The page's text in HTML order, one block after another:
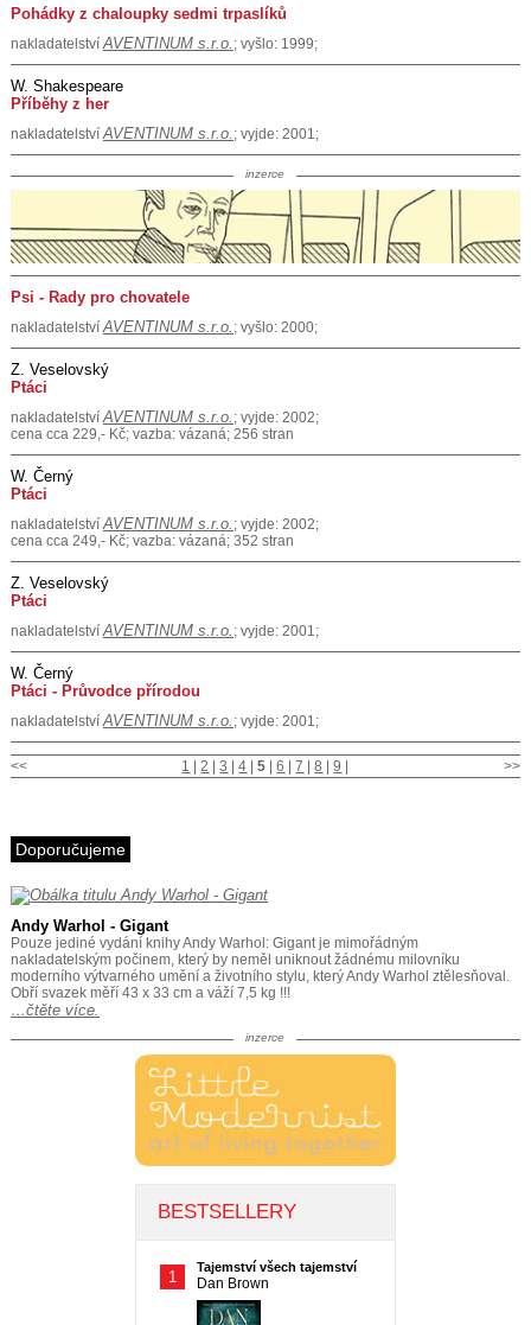
Pohádky z chaloupky sedmi trpaslíků
nakladatelstvíAVENTINUM s.r.o. ; vyšlo: 1999;
W. Shakespeare
Příběhy z her
nakladatelstvíAVENTINUM s.r.o. ; vyjde: 2001;
inzerce
Psi - Rady pro chovatele
nakladatelstvíAVENTINUM s.r.o. ; vyšlo: 2000;
Z. Veselovský
Ptáci
nakladatelstvíAVENTINUM s.r.o. ; vyjde: 2002;
cena cca 229,- Kč; vazba: vázaná; 256 stran
W. Černý
Ptáci
nakladatelstvíAVENTINUM s.r.o. ; vyjde: 2002;
cena cca 249,- Kč; vazba: vázaná; 352 stran
Z. Veselovský
Ptáci
nakladatelstvíAVENTINUM s.r.o. ; vyjde: 2001;
W. Černý
Ptáci - Průvodce přírodou
nakladatelstvíAVENTINUM s.r.o. ; vyjde: 2001;
<< >>
1 |2 |3 |4 |5 |6 |7 |8 |9
Doporučujeme
Andy Warhol - Gigant
Pouze jediné vydání knihy Andy Warhol: Gigant je mimořádným
nakladatelským počinem, který by neměl uniknout žádnému milovníku
moderního výtvarného umění a životního stylu, který Andy Warhol ztělesňoval.
Obří svazek měří 43 x 33 cm a váží 7,5 kg !!!
…čtěte více.
inzerce